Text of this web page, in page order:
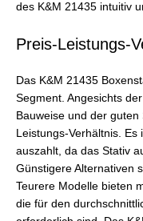
des K&M 21435 intuitiv
Preis-Leistungs-
Das K&M 21435
Segment. Angesichts
Bauweise und der
Leistungs-Verhältnis.
auszahlt, da das Stativ
Günstigere Alternativen
Teurere Modelle bieten
die für den